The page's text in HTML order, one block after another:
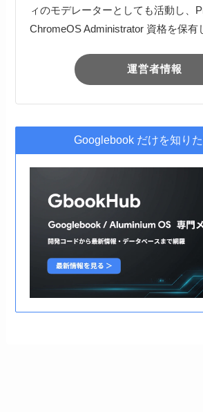
ィのモデレーターとしても活動し、
ChromeOS Administrator 資格を保有
運営者情報
Googlebook だけを知り